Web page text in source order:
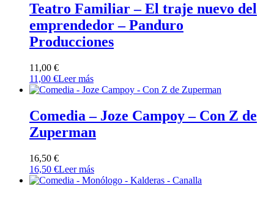
Teatro Familiar – El traje nuevo del
emprendedor – Panduro
Producciones
11,00 €
11,00 €Leer más
Comedia – Joze Campoy – Con Z de
Zuperman
16,50 €
16,50 €Leer más